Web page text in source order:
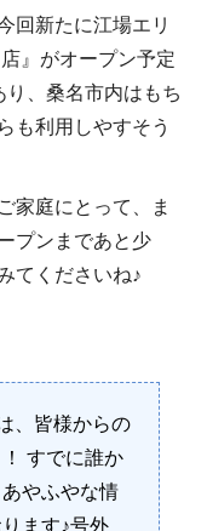
回新たに江場エリ
』がオープン予定
、桑名市内はもち
も利用しやすそう
家庭にとって、ま
プンまであと少
てくださいね♪
、皆様からの
すでに誰か
やふやな情
ます♪号外